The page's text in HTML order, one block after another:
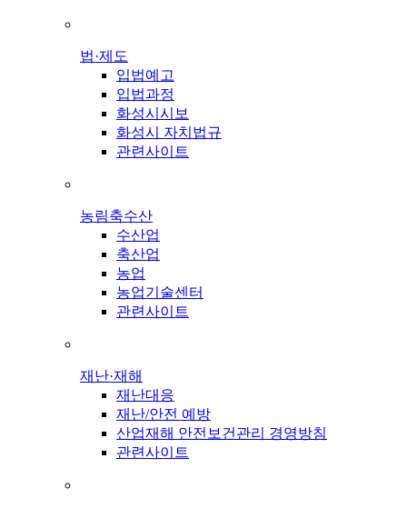
법·제도
입법예고
입법과정
화성시시보
화성시 자치법규
관련사이트
농림축수산
수산업
축산업
농업
농업기술센터
관련사이트
재난·재해
재난대응
재난/안전 예방
산업재해 안전보건관리 경영방침
관련사이트